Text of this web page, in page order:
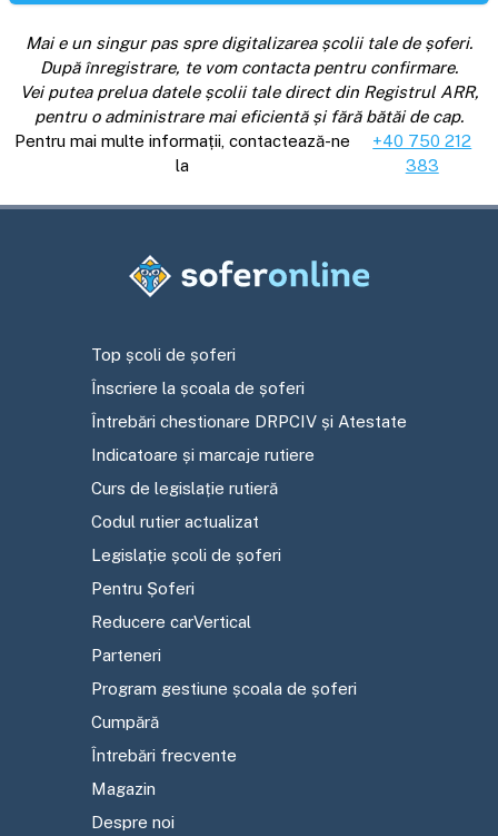
Mai e un singur pas spre digitalizarea școlii tale de șoferi.
După înregistrare, te vom contacta pentru confirmare.
Vei putea prelua datele școlii tale direct din Registrul ARR,
pentru o administrare mai eficientă și fără bătăi de cap.
Pentru mai multe informații, contactează-ne
la
+40 750 212
383
Top școli de șoferi
Înscriere la școala de șoferi
Întrebări chestionare DRPCIV și Atestate
Indicatoare și marcaje rutiere
Curs de legislație rutieră
Codul rutier actualizat
Legislație școli de șoferi
Pentru Șoferi
Reducere carVertical
Parteneri
Program gestiune școala de șoferi
Cumpără
Întrebări frecvente
Magazin
Despre noi